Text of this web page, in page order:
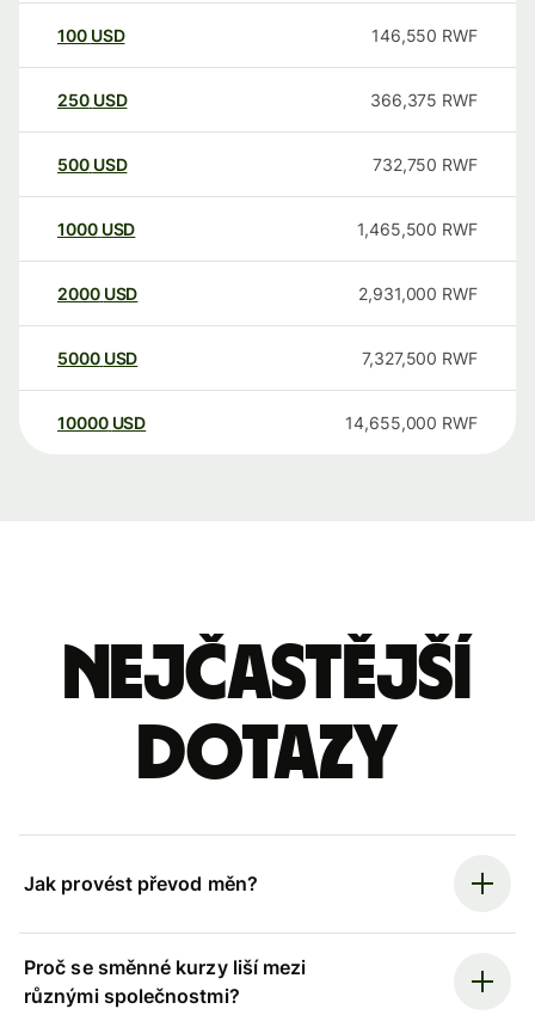
100 USD 146,550 RWF
250 USD 366,375 RWF
500 USD 732,750 RWF
1000 USD 1,465,500 RWF
2000 USD 2,931,000 RWF
5000 USD 7,327,500 RWF
10000 USD 14,655,000 RWF
Nejčastější
dotazy
Jak provést převod měn?
Proč se směnné kurzy liší mezi
různými společnostmi?